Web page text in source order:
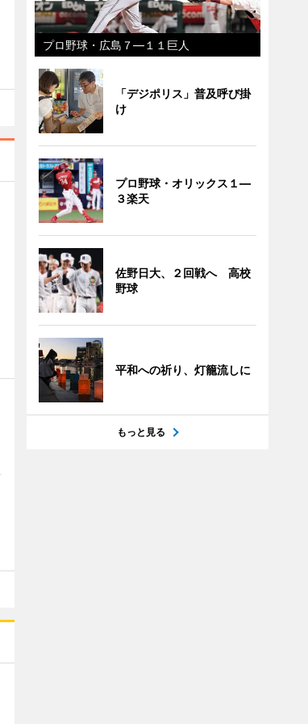
プロ野球・広島７―１１巨人
「デジポリス」普及呼び掛
け
プロ野球・オリックス１―
３楽天
佐野日大、２回戦へ 高校
野球
平和への祈り、灯籠流しに
もっと見る